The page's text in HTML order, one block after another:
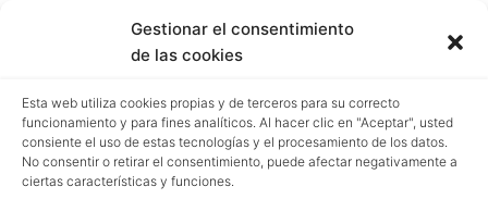
Gestionar el consentimiento
de las cookies
Esta web utiliza cookies propias y de terceros para su correcto
funcionamiento y para fines analíticos. Al hacer clic en "Aceptar", usted
consiente el uso de estas tecnologías y el procesamiento de los datos.
No consentir o retirar el consentimiento, puede afectar negativamente a
ciertas características y funciones.